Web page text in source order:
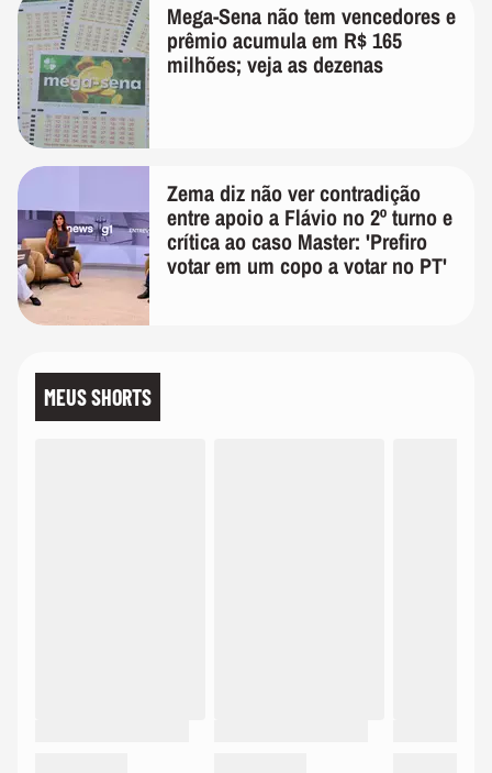
Mega-Sena não tem vencedores e
prêmio acumula em R$ 165
milhões; veja as dezenas
Zema diz não ver contradição
entre apoio a Flávio no 2º turno e
crítica ao caso Master: 'Prefiro
votar em um copo a votar no PT'
MEUS SHORTS